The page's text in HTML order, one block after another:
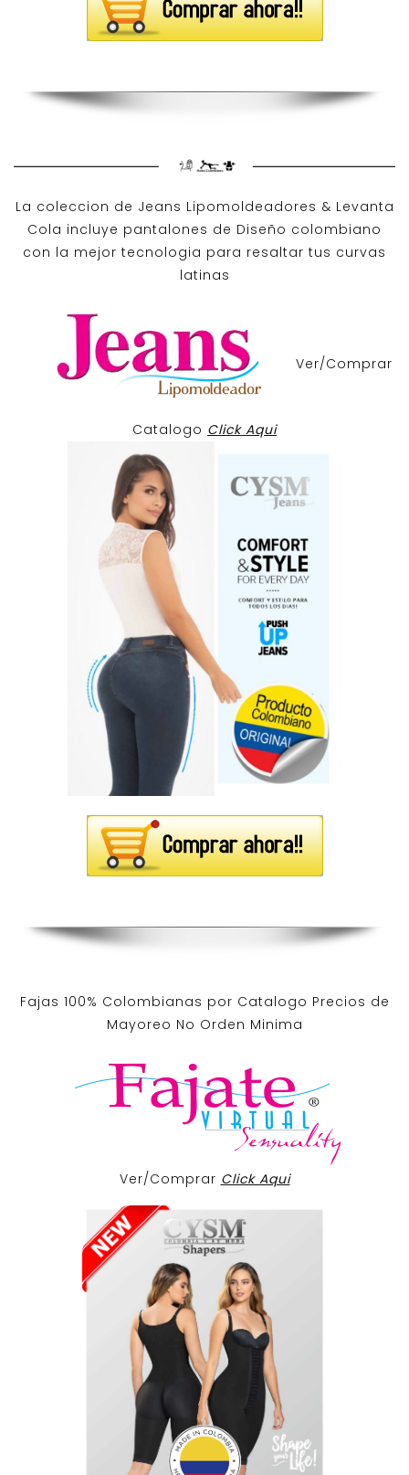
La coleccion de Jeans Lipomoldeadores & Levanta
Cola incluye pantalones de Diseño colombiano
con la mejor tecnologia para resaltar tus curvas
latinas
Ver/Comprar
Catalogo Click Aqui
Fajas 100% Colombianas por Catalogo Precios de
Mayoreo No Orden Minima
Ver/Comprar Click Aqui